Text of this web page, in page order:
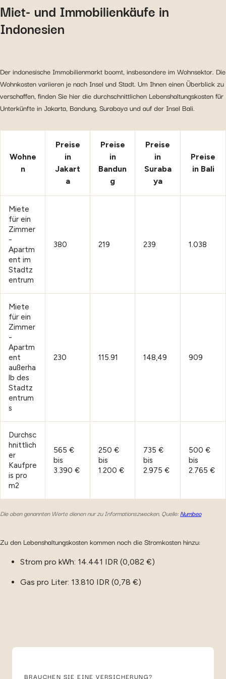
Miet- und Immobilienkäufe in
Indonesien
Der indonesische Immobilienmarkt boomt, insbesondere im Wohnsektor. Die
Wohnkosten variieren je nach Insel und Stadt. Um Ihnen einen Überblick zu
verschaffen, finden Sie hier die durchschnittlichen Lebenshaltungskosten für
Unterkünfte in Jakarta, Bandung, Surabaya und auf der Insel Bali.
Wohne
n
Preise
in
Jakart
a
Preise
in
Bandun
g
Preise
in
Suraba
ya
Preise
in Bali
Miete
für ein
Zimmer
-
Apartm
ent im
Stadtz
entrum
380 219 239 1.038
Miete
für ein
Zimmer
-
Apartm
ent
außerha
lb des
Stadtz
entrum
s
230 115.91 148,49 909
Durchsc
hnittlich
er
Kaufpre
is pro
m2
565 €
bis
3.390 €
250 €
bis
1.200 €
735 €
bis
2.975 €
500 €
bis
2.765 €
Die oben genannten Werte dienen nur zu Informationszwecken. Quelle:Numbeo
Zu den Lebenshaltungskosten kommen noch die Stromkosten hinzu:
Strom pro kWh: 14.441 IDR (0,082 €)
Gas pro Liter: 13.810 IDR (0,78 €)
BRAUCHEN SIE EINE VERSICHERUNG?